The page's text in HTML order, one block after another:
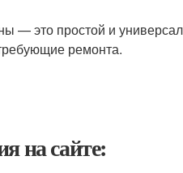
— это простой и
ремонта.
на сайте: